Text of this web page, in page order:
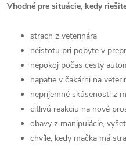
Vhodné pre situácie, kedy
strach z veterinára
neistotu pri pobyte v
nepokoj počas cesty
napätie v čakárni na
nepríjemné skúsenosti z
citlivú reakciu na nové
obavy z manipulácie,
chvíle, kedy mačka má